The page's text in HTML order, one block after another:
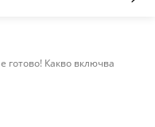
готово! Какво включва